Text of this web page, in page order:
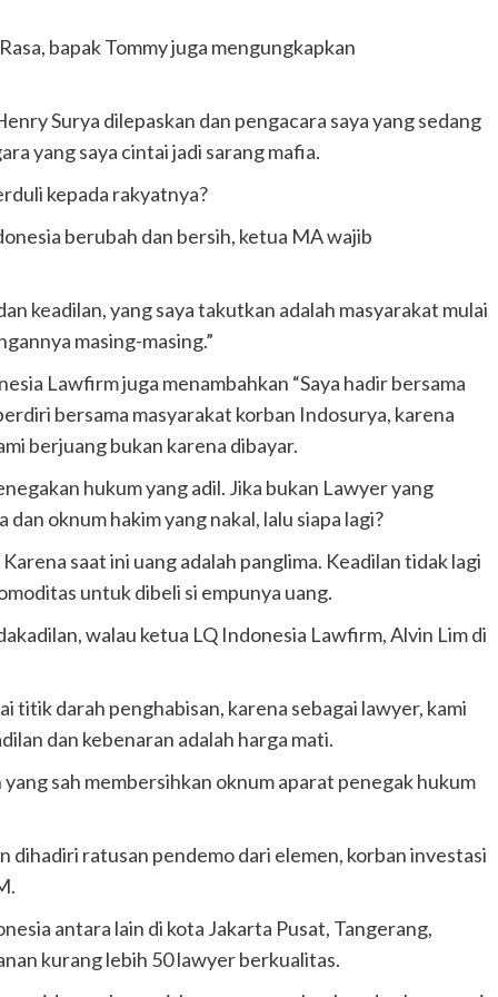
bapak Tommy juga mengungkapkan
Surya dilepaskan dan pengacara saya yang sedang
yang saya cintai jadi sarang mafia.
kepada rakyatnya?
berubah dan bersih, ketua MA wajib
keadilan, yang saya takutkan adalah masyarakat mulai
masing-masing.”
Lawfirm juga menambahkan “Saya hadir bersama
bersama masyarakat korban Indosurya, karena
berjuang bukan karena dibayar.
hukum yang adil. Jika bukan Lawyer yang
oknum hakim yang nakal, lalu siapa lagi?
saat ini uang adalah panglima. Keadilan tidak lagi
untuk dibeli si empunya uang.
walau ketua LQ Indonesia Lawfirm, Alvin Lim di
titik darah penghabisan, karena sebagai lawyer, kami
dan kebenaran adalah harga mati.
sah membersihkan oknum aparat penegak hukum
dihadiri ratusan pendemo dari elemen, korban investasi
antara lain di kota Jakarta Pusat, Tangerang,
kurang lebih 50 lawyer berkualitas.